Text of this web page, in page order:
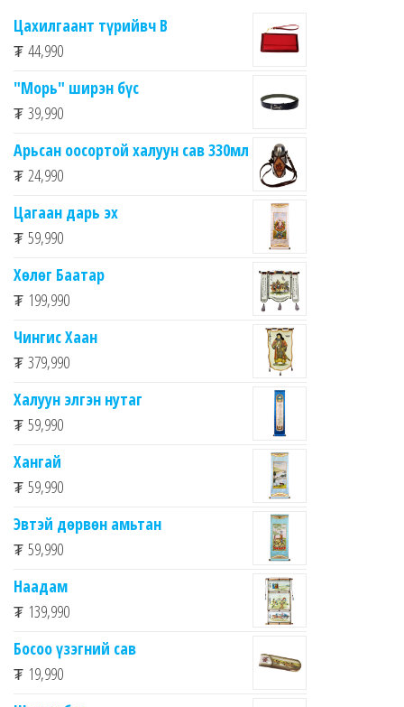
Цахилгаант түрийвч B
₮ 44,990
"Морь" ширэн бүс
₮ 39,990
Арьсан оосортой халуун сав 330мл
₮ 24,990
Цагаан дарь эх
₮ 59,990
Хөлөг Баатар
₮ 199,990
Чингис Хаан
₮ 379,990
Халуун элгэн нутаг
₮ 59,990
Хангай
₮ 59,990
Эвтэй дөрвөн амьтан
₮ 59,990
Наадам
₮ 139,990
Босоо үзэгний сав
₮ 19,990